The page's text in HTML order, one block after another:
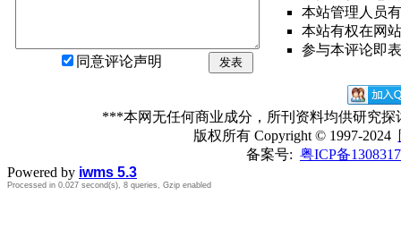
同意评论声明 发表
本站管理人员
本站有权在网
参与本评论即
***本网无任何商业成分，所刊资料均供研究
版权所有 Copyright © 1997-2024
备案号: 粤ICP备
Powered by iwms 5.3
Processed in 0.027 second(s), 8 queries, Gzip enabled